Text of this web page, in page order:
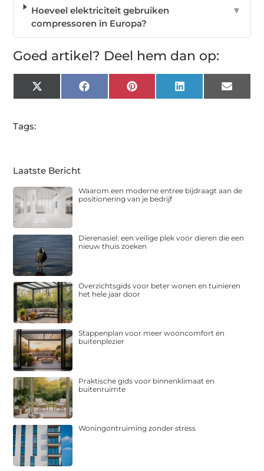
Hoeveel elektriciteit gebruiken
compressoren in Europa?
▼
Goed artikel? Deel hem dan op:
X
(Twitter)
FacebookPinterest LinkedIn Email
Tags:
Laatste Bericht
Waarom een moderne entree bijdraagt aan de
positionering van je bedrijf
Dierenasiel: een veilige plek voor dieren die een
nieuw thuis zoeken
Overzichtsgids voor beter wonen en tuinieren
het hele jaar door
Stappenplan voor meer wooncomfort en
buitenplezier
Praktische gids voor binnenklimaat en
buitenruimte
Woningontruiming zonder stress